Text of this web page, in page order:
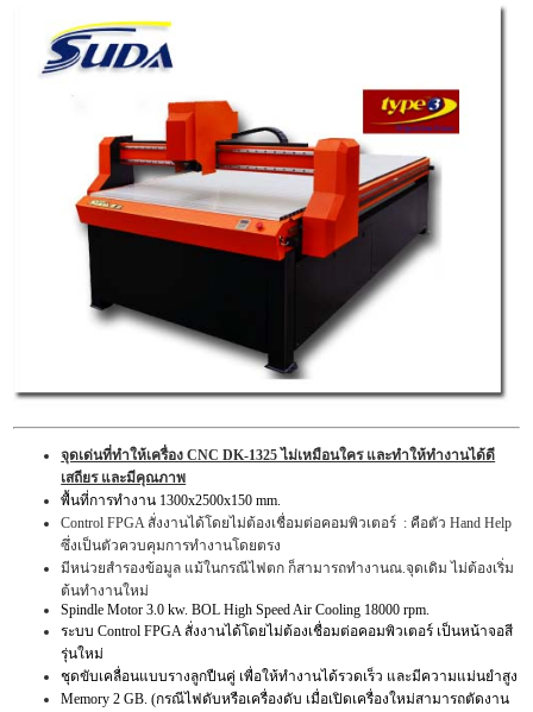
จุดเด่นที่ทำให้เครื่อง CNC DK-1325 ไม่เหมือนใคร และทำให้ทำงานได้ดี
เสถียร และมีคุณภาพ
พื้นที่การทำงาน 1300x2500x150 mm.
Control FPGA สั่งงานได้โดยไม่ต้องเชื่อมต่อคอมพิวเตอร์ : คือตัว Hand Help
ซึ่งเป็นตัวควบคุมการทำงานโดยตรง
มีหน่วยสำรองข้อมูล แม้ในกรณีไฟตก ก็สามารถทำงานณ.จุดเดิม ไม่ต้องเริ่ม
ต้นทำงานใหม่
Spindle Motor 3.0 kw. BOL High Speed Air Cooling 18000 rpm.
ระบบ Control FPGA สั่งงานได้โดยไม่ต้องเชื่อมต่อคอมพิวเตอร์ เป็นหน้าจอสี
รุ่นใหม่
ชุดขับเคลื่อนแบบรางลูกปืนคู่ เพื่อให้ทำงานได้รวดเร็ว และมีความแม่นยำสูง
Memory 2 GB. (กรณีไฟดับหรือเครื่องดับ เมื่อเปิดเครื่องใหม่สามารถตัดงาน